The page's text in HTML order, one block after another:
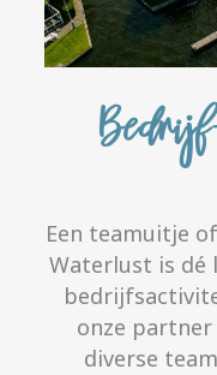
Een teamuitje
Waterlust is dé
onze partner
diverse